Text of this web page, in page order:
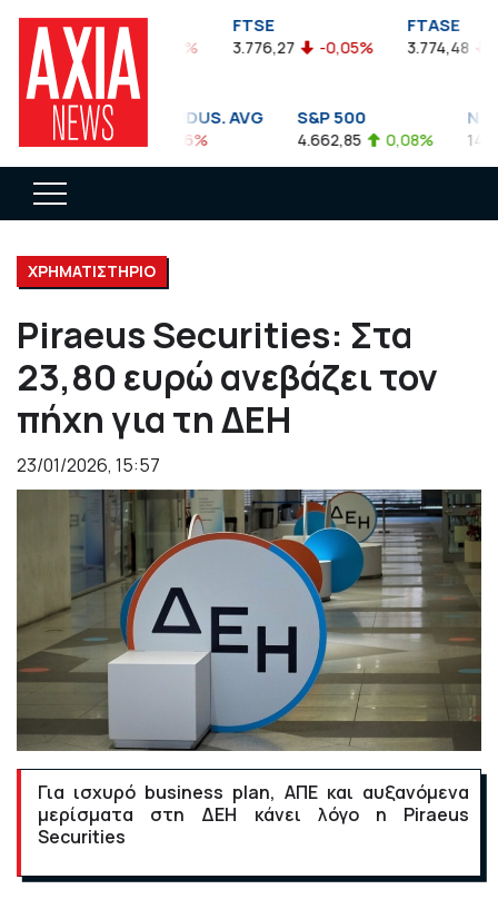
FTSEA
899,47 -0,04%
FTSE
3.776,27 -0,05%
FTASE
3.774,48 -
DOW JONES INDUS. AVG
35.911,81
S&P 500
4.662,85 0,08%
ΧΡΗΜΑΤΙΣΤΗΡΙΟ
Piraeus Securities: Στα
23,80 ευρώ ανεβάζει τον
πήχη για τη ΔΕΗ
23/01/2026, 15:57
Για ισχυρό business plan, ΑΠΕ και αυξανόμενα
μερίσματα στη ΔΕΗ κάνει λόγο η Piraeus
Securities